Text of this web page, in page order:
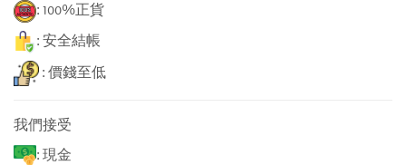
: 100%正貨
: 安全結帳
: 價錢至低
我們接受
: 現金